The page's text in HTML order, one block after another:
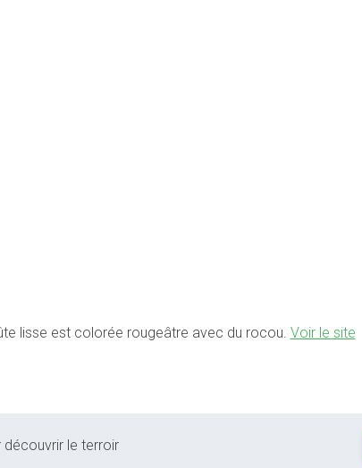
lisse est colorée rougeâtre avec du rocou. Voir le site
découvrir le terroir